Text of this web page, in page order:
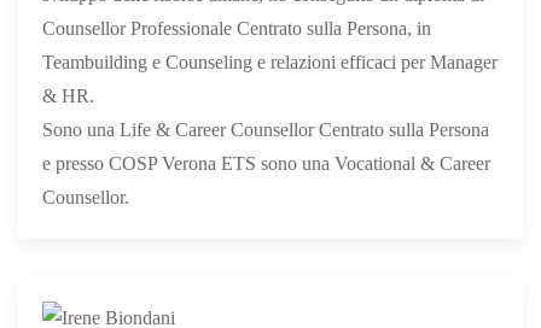
Counsellor Professionale Centrato sulla Persona, in
Teambuilding e Counseling e relazioni efficaci per Manager
& HR.
Sono una Life & Career Counsellor Centrato sulla Persona
e presso COSP Verona ETS sono una Vocational & Career
Counsellor.